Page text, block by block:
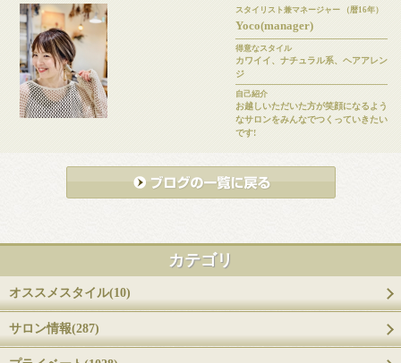
スタイリスト兼マネージャー （暦16年）
Yoco(manager)
得意なスタイル
カワイイ、ナチュラル系、ヘアアレン
ジ
自己紹介
お越しいただいた方が笑顔になるよう
なサロンをみんなでつくっていきたい
です!
カテゴリ
オススメスタイル(10)
サロン情報(287)